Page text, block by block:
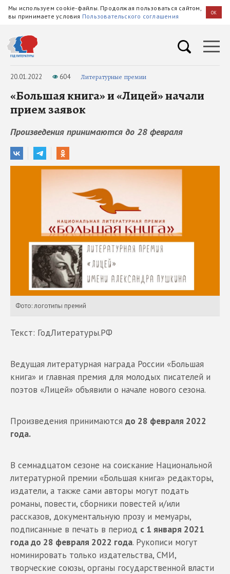
Мы используем cookie-файлы. Продолжая пользоваться сайтом,
вы принимаете условия Пользовательского соглашения OK
20.01.2022 604 Литературные премии
«Большая книга» и «Лицей» начали
прием заявок
Произведения принимаются до 28 февраля
Фото: логотипы премий
Текст: ГодЛитературы.РФ
Ведущая литературная награда России «Большая
книга» и главная премия для молодых писателей и
поэтов «Лицей» объявили о начале нового сезона.
Произведения принимаются до 28 февраля 2022
года.
В семнадцатом сезоне на соискание Национальной
литературной премии «Большая книга» редакторы,
издатели, а также сами авторы могут подать
романы, повести, сборники повестей и/или
рассказов, документальную прозу и мемуары,
подписанные в печать в период с 1 января 2021
года до 28 февраля 2022 года. Рукописи могут
номинировать только издательства, СМИ,
творческие союзы, органы государственной власти